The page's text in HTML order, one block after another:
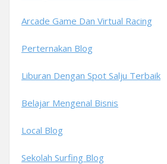
Arcade Game Dan Virtual Racing
Perternakan Blog
Liburan Dengan Spot Salju Terbaik
Belajar Mengenal Bisnis
Local Blog
Sekolah Surfing Blog